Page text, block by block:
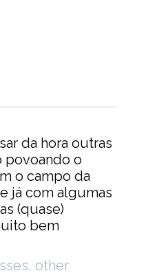
da hora outras
povoando o
o campo da
já com algumas
(quase)
bem
other